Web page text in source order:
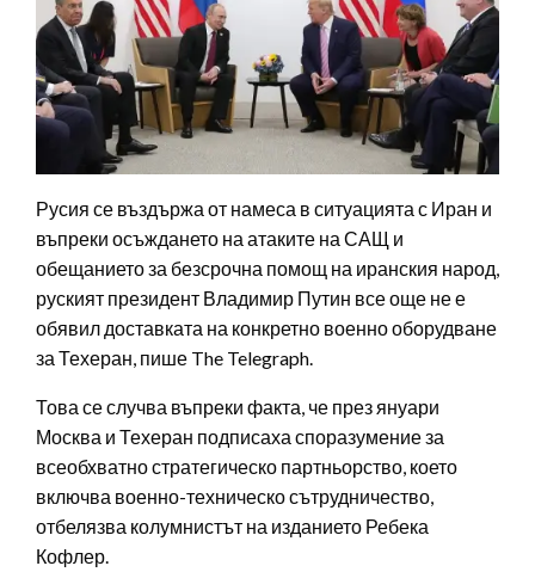
Русия се въздържа от намеса в ситуацията с Иран и
въпреки осъждането на атаките на САЩ и
обещанието за безсрочна помощ на иранския народ,
руският президент Владимир Путин все още не е
обявил доставката на конкретно военно оборудване
за Техеран, пише The Telegraph.
Това се случва въпреки факта, че през януари
Москва и Техеран подписаха споразумение за
всеобхватно стратегическо партньорство, което
включва военно-техническо сътрудничество,
отбелязва колумнистът на изданието Ребека
Кофлер.